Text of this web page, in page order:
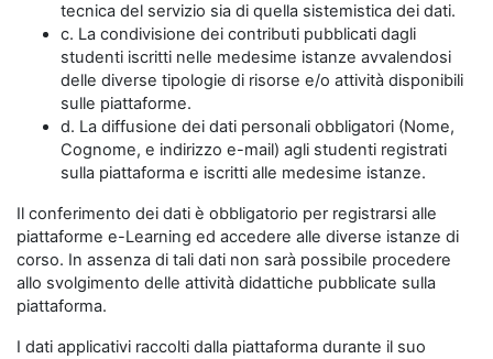
tecnica del servizio sia di quella sistemistica dei dati.
c. La condivisione dei contributi pubblicati dagli
studenti iscritti nelle medesime istanze avvalendosi
delle diverse tipologie di risorse e/o attività disponibili
sulle piattaforme.
d. La diffusione dei dati personali obbligatori (Nome,
Cognome, e indirizzo e-mail) agli studenti registrati
sulla piattaforma e iscritti alle medesime istanze.
Il conferimento dei dati è obbligatorio per registrarsi alle
piattaforme e-Learning ed accedere alle diverse istanze di
corso. In assenza di tali dati non sarà possibile procedere
allo svolgimento delle attività didattiche pubblicate sulla
piattaforma.
I dati applicativi raccolti dalla piattaforma durante il suo